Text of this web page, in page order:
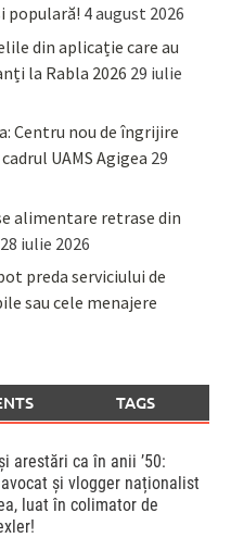
populară! 4 august 2026
din aplicație care au
la Rabla 2026 29 iulie
Centru nou de îngrijire
UAMS Agigea 29
alimentare retrase din
28 iulie 2026
preda serviciului de
sau cele menajere
TAGS
arestări ca în anii ’50:
și vlogger naționalist
luat în colimator de